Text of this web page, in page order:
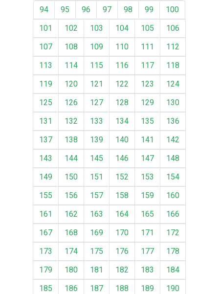
94
95 96 97 98 99
100
101
102 103 104 105
106
107
108 109 110 111
112
113
114 115 116 117
118
119
120 121 122 123
124
125
126 127 128 129
130
131
132 133 134 135
136
137
138 139 140 141
142
143
144 145 146 147
148
149
150 151 152 153
154
155
156 157 158 159
160
161
162 163 164 165
166
167
168 169 170 171
172
173
174 175 176 177
178
179
180 181 182 183
184
185
186 187 188 189
190